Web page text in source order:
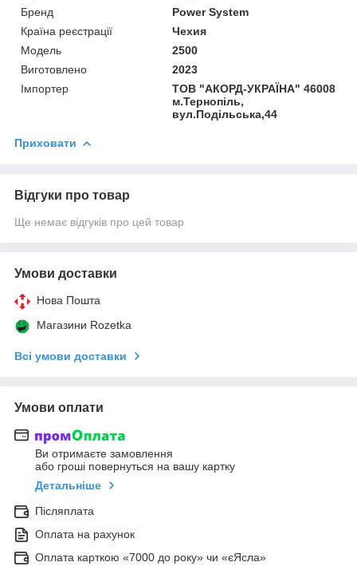
Бренд
Power System
Країна реєстрації
Чехия
Мoдель
2500
Виготовлено
2023
Імпортер
ТОВ "АКОРД-УКРАЇНА" 46008
м.Тернопіль,
вул.Подільська,44
Приховати
Відгуки про товар
Ще немає відгуків про цей товар
Умови доставки
Нова Пошта
Магазини Rozetka
Всі умови доставки
Умови оплати
Ви отримаєте замовлення
або гроші повернуться на вашу картку
Детальніше
Післяплата
Оплата на рахунок
Оплата карткою «7000 до року» чи «єЯсла»